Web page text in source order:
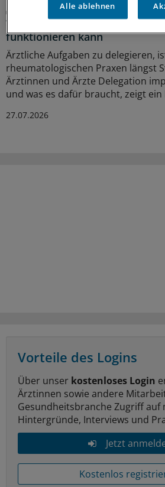
Aufgabenteilung
Wie Delegation in der
funktionieren kann
Ärztliche Aufgaben zu delegieren,
rheumatologischen Praxen längst
Ärztinnen und Ärzte Delegation
und was es dafür braucht, zeigt ein
27.07.2026
Vorteile des Logins
Über unser kostenloses Login
Ärztinnen sowie andere
Gesundheitsbranche Zugriff auf
Hintergründe, Interviews und
Jetzt
Kostenlos
Alle ablehnen